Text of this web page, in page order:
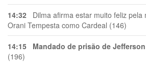
14:32 Dilma afirma estar muito feliz pela
Orani Tempesta como Cardeal (146)
14:15
Mandado de prisão de
(196)